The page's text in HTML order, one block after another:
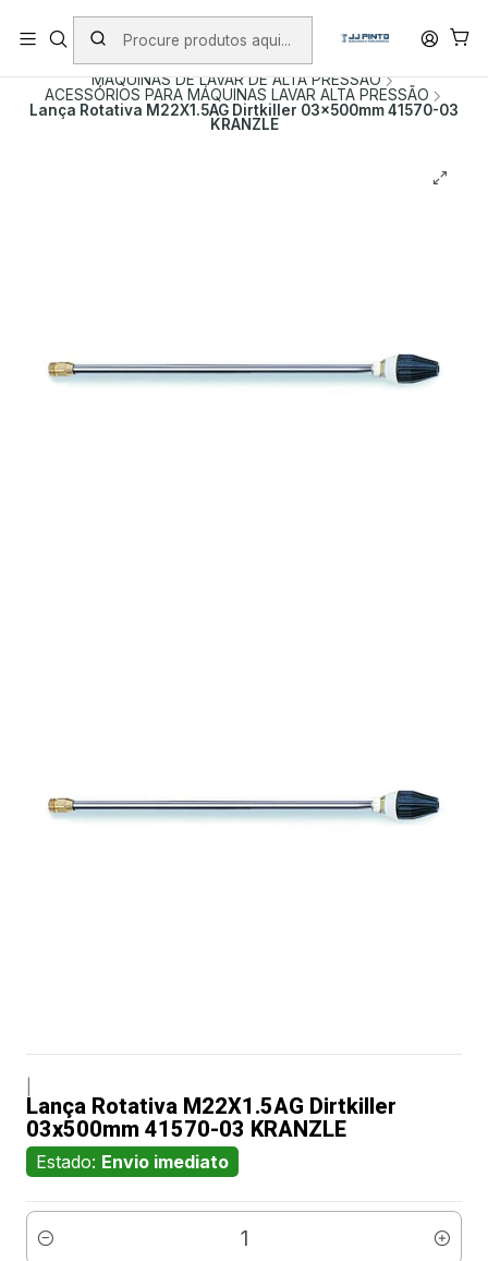
PORTES INCLUÍDOS EM ENCOMENDAS +75€ (excepto ilhas)
Início
PRODUTOS
MÁQUINAS DE LAVAR DE ALTA PRESSÃO
ACESSÓRIOS PARA MÁQUINAS LAVAR ALTA PRESSÃO
Lança Rotativa M22X1.5AG Dirtkiller 03x500mm 41570-03
KRANZLE
Lança Rotativa M22X1.5AG Dirtkiller
03x500mm 41570-03 KRANZLE
Estado: Envio imediato
Quantidade